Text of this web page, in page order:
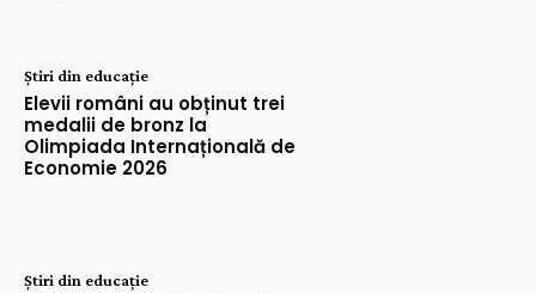
Știri din educație
Elevii români au obținut trei
medalii de bronz la
Olimpiada Internațională de
Economie 2026
Știri din educație